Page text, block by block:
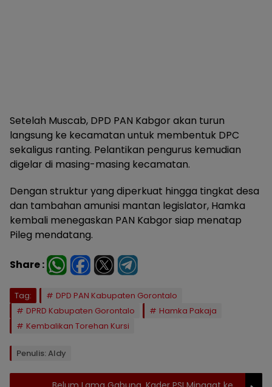
Setelah Muscab, DPD PAN Kabgor akan turun
langsung ke kecamatan untuk membentuk DPC
sekaligus ranting. Pelantikan pengurus kemudian
digelar di masing-masing kecamatan.
Dengan struktur yang diperkuat hingga tingkat desa
dan tambahan amunisi mantan legislator, Hamka
kembali menegaskan PAN Kabgor siap menatap
Pileg mendatang.
Share :
Tag:
DPD PAN Kabupaten Gorontalo
DPRD Kabupaten Gorontalo
Hamka Pakaja
Kembalikan Torehan Kursi
Penulis: Aldy